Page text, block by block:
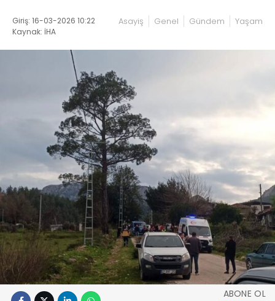
Giriş: 16-03-2026 10:22
Kaynak: İHA
Asayiş Genel Gündem Yaşam
ABONE OL